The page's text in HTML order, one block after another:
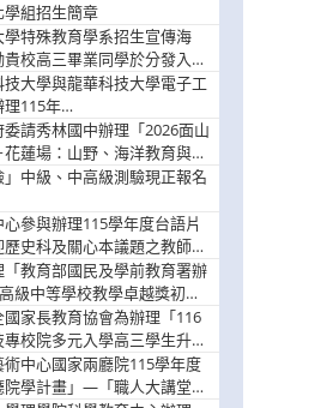
組招生簡章
學特殊教育學系招生宣傳海
校高三畢業同學於分發入學
填。
技大學與龍華科技大學電子工
115年
「AI賦能應用於智慧半
，歡迎學生踴躍報名參加
請秀林國中辦理「2026面山
蓮場：山野、海洋教育與戶
課程」，歡迎踴躍報名參加
」中級、中高級測驗現正報名
參與辦理115學年度台語片
史科及關心本議題之教師踴
「教育部國民及學前教育署辦
級中等學校教學卓越獎初選
，鼓勵教師踴躍報名
國家長教育協會為辦理「116
校院多元入學高三學生升學
明會」
術中心國家兩廳院115學年度
院學計畫」—「職人大講堂」